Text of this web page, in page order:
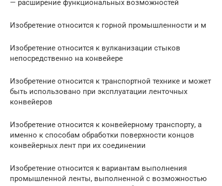
— расширение функциональных возможностей
Изобретение относится к горной промышленности и м
Изобретение относится к вулканизации стыков
непосредственно на конвейере
Изобретение относится к транспортной технике и может
быть использовано при эксплуатации ленточных
конвейеров
Изобретение относится к конвейерному транспорту, а
именно к способам обработки поверхности концов
конвейерных лент при их соединении
Изобретение относится к вариантам выполнения
промышленной ленты, выполненной с возможностью